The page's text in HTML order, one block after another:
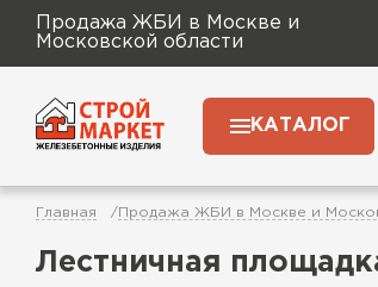
Продажа ЖБИ в Москве и
Московской области
КАТАЛОГ
Главная Продажа ЖБИ в Москве и
Лестничная